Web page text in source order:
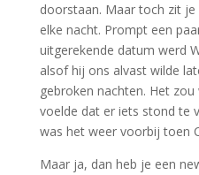
doorstaan. Maar toch zit
elke nacht. Prompt een
uitgerekende datum werd
alsof hij ons alvast wilde
gebroken nachten. Het
voelde dat er iets stond te
was het weer voorbij toen
Maar ja, dan heb je een